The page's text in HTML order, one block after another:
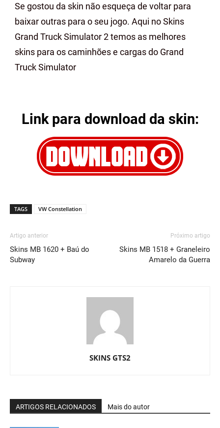
Se gostou da skin não esqueça de voltar para
baixar outras para o seu jogo. Aqui no Skins
Grand Truck Simulator 2 temos as melhores
skins para os caminhões e cargas do Grand
Truck Simulator
Link para download da skin:
TAGS VW Constellation
Artigo anterior
Skins MB 1620 + Baú do
Subway
Próximo artigo
Skins MB 1518 + Graneleiro
Amarelo da Guerra
SKINS GTS2
ARTIGOS RELACIONADOS Mais do autor